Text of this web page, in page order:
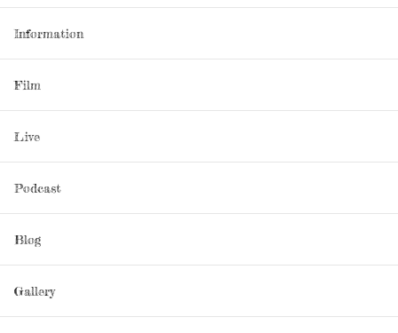
Information
Film
Live
Podcast
Blog
Gallery